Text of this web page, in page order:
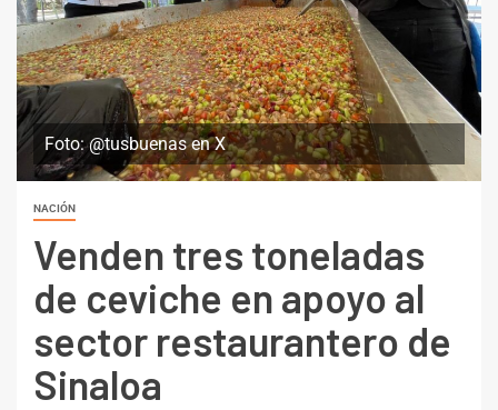
Foto: @tusbuenas en X
NACIÓN
Venden tres toneladas
de ceviche en apoyo al
sector restaurantero de
Sinaloa